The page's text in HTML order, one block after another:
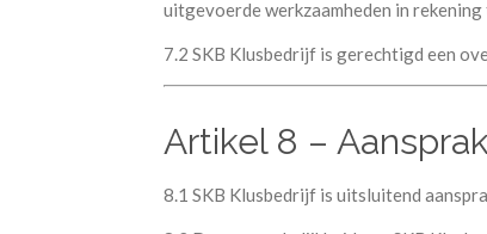
uitgevoerde werkzaamheden in rekening
7.2 SKB Klusbedrijf is gerechtigd een
Artikel 8 –
8.1 SKB Klusbedrijf is uitsluitend